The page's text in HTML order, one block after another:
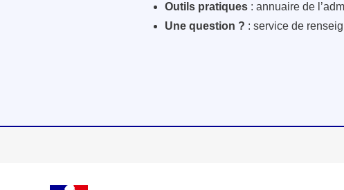
Outils pratiques : annuaire de
Une question ? : service de